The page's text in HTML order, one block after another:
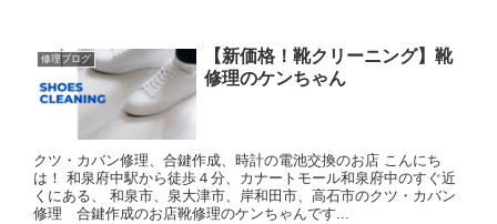
修理ブログ
【新価格！靴クリーニング】靴
修理のケンちゃん
クツ・カバン修理、合鍵作成、時計の電池交換のお店 こんにち
は！ 和泉府中駅から徒歩４分、カナートモール和泉府中のすぐ近
くにある、 和泉市、泉大津市、岸和田市、高石市のクツ・カバン
修理 合鍵作成のお店靴修理のケンちゃんです...